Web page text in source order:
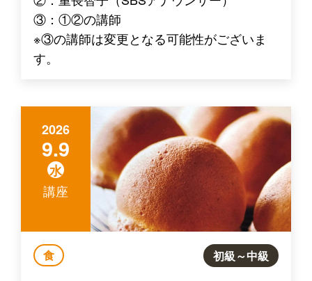
③：①②の講師
※③の講師は変更となる可能性がございま
す。
2026
9.9
水
講座
食 初級～中級